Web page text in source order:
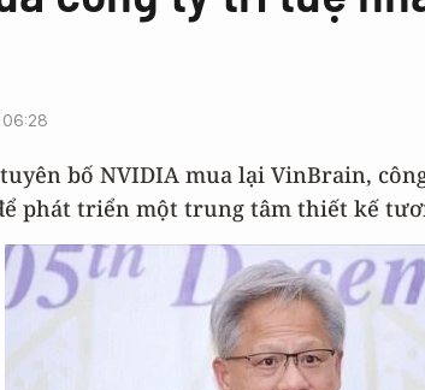
tuyên bố NVIDIA mua lại VinBrain,
phát triển một trung tâm thiết kế